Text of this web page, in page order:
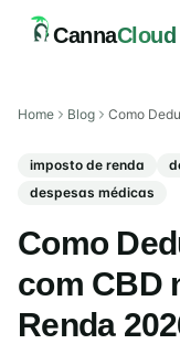
CannaCloud
Home Blog
imposto de renda
despesas médicas
Como
com CBD
Renda